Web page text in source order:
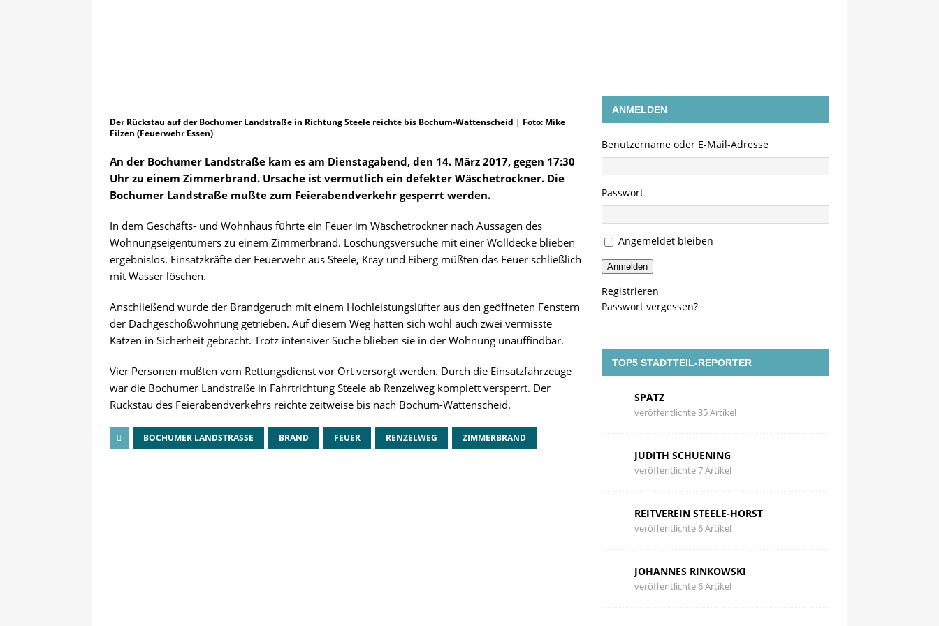
Der Rückstau auf der Bochumer Landstraße in Richtung Steele reichte bis Bochum-Wattenscheid | Foto: Mike
Filzen (Feuerwehr Essen)
An der Bochumer Landstraße kam es am Dienstagabend, den 14. März 2017, gegen 17:30
Uhr zu einem Zimmerbrand. Ursache ist vermutlich ein defekter Wäschetrockner. Die
Bochumer Landstraße mußte zum Feierabendverkehr gesperrt werden.
In dem Geschäfts- und Wohnhaus führte ein Feuer im Wäschetrockner nach Aussagen des
Wohnungseigentümers zu einem Zimmerbrand. Löschungsversuche mit einer Wolldecke blieben
ergebnislos. Einsatzkräfte der Feuerwehr aus Steele, Kray und Eiberg müßten das Feuer schließlich
mit Wasser löschen.
Anschließend wurde der Brandgeruch mit einem Hochleistungslüfter aus den geöffneten Fenstern
der Dachgeschoßwohnung getrieben. Auf diesem Weg hatten sich wohl auch zwei vermisste
Katzen in Sicherheit gebracht. Trotz intensiver Suche blieben sie in der Wohnung unauffindbar.
Vier Personen mußten vom Rettungsdienst vor Ort versorgt werden. Durch die Einsatzfahrzeuge
war die Bochumer Landstraße in Fahrtrichtung Steele ab Renzelweg komplett versperrt. Der
Rückstau des Feierabendverkehrs reichte zeitweise bis nach Bochum-Wattenscheid.
BOCHUMER LANDSTRASSE BRAND FEUER RENZELWEG ZIMMERBRAND
ANMELDEN
Benutzername oder E-Mail-Adresse
Passwort
Angemeldet bleiben
Anmelden
Registrieren
Passwort vergessen?
TOP5 STADTTEIL-REPORTER
SPATZ
veröffentlichte 35 Artikel
JUDITH SCHUENING
veröffentlichte 7 Artikel
REITVEREIN STEELE-HORST
veröffentlichte 6 Artikel
JOHANNES RINKOWSKI
veröffentlichte 6 Artikel